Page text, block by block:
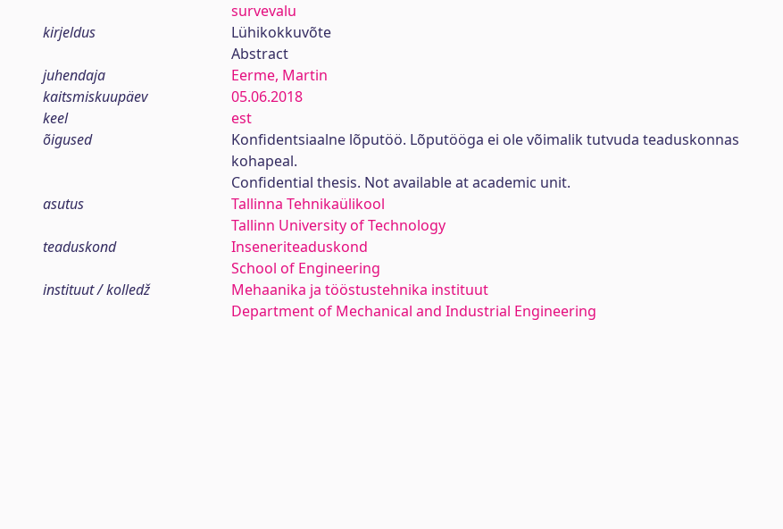
survevalu
kirjeldus
Lühikokkuvõte
Abstract
juhendaja
Eerme, Martin
kaitsmiskuupäev
05.06.2018
keel
est
õigused
Konfidentsiaalne lõputöö. Lõputööga ei ole võimalik tutvuda teaduskonnas
kohapeal.
Confidential thesis. Not available at academic unit.
asutus
Tallinna Tehnikaülikool
Tallinn University of Technology
teaduskond
Inseneriteaduskond
School of Engineering
instituut / kolledž
Mehaanika ja tööstustehnika instituut
Department of Mechanical and Industrial Engineering